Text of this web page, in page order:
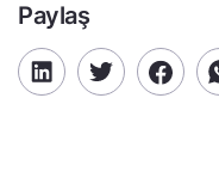
Paylaş